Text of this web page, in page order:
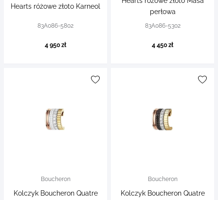
Hearts różowe złoto Karneol
83A086-5802
4 950 zł
perłowa
83A086-5302
4 450 zł
Boucheron
Kolczyk Boucheron Quatre
Boucheron
Kolczyk Boucheron Quatre